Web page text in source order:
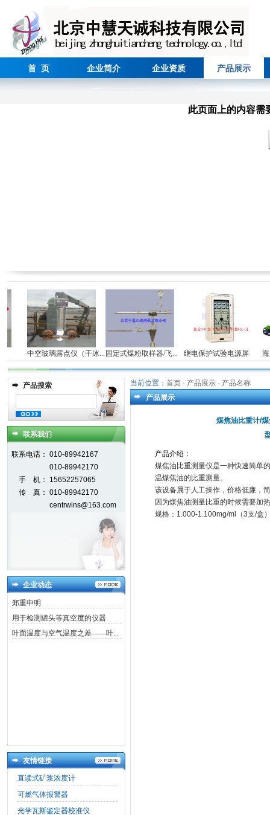
首 页 企业简介 企业资质 产品展示
此页面上的内容需
中空玻璃露点仪（干冰...固定式煤粉取样器/飞... 继电保护试验电源屏 海
产品搜索
联系我们
联系电话： 010-89942167
010-89942170
手 机：
15652257065
传 真： 010-89942170
centrwins@163.com
企业动态
郑重申明
用于检测罐头等真空度的仪器
叶面温度与空气温度之差——叶...
友情链接
直读式矿浆浓度计
可燃气体报警器
光学瓦斯鉴定器校准仪
当前位置： 首页 - 产品展示 - 产品名称
产品展示
煤焦油比重计/
产品介绍 ：
煤焦油比重测量仪是一种快速简单
温煤焦油的比重测量。
该设备属于人工操作，价格低廉，
因为煤焦油测量比重的时候需要加
规格：1.000-1.100mg/ml（3支/盒